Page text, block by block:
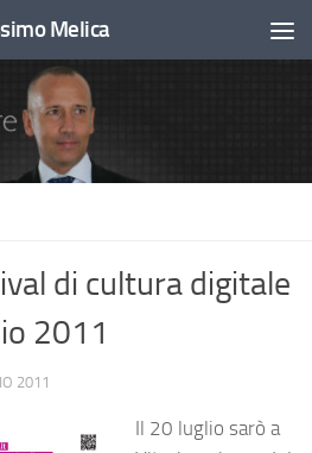
Melica
di cultura digitale
2011
2011
Il 20 luglio sarò a